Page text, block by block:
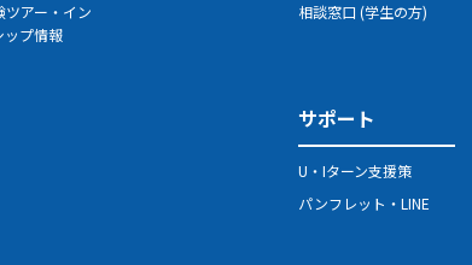
ツアー・イン
ップ情報
相談窓口 (学生の方)
サポート
U・Iターン支援策
パンフレット・LINE